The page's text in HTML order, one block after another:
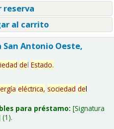
reserva
al carrito
Antonio Oeste,
del Estado.
eléctrica, sociedad del
para préstamo: Signatura
(1).